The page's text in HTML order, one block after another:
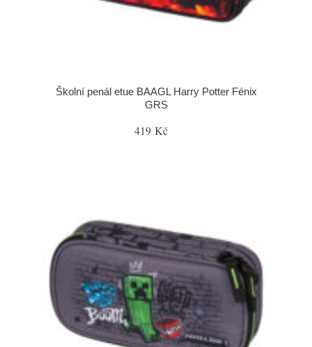
Školní penál etue BAAGL Harry Potter Fénix
GRS
419 Kč